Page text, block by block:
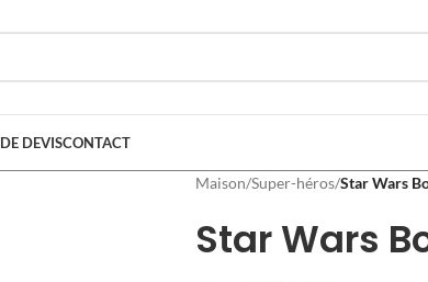
DEVISCONTACT
Maison/Super-héros/Star Wars
Star Wars